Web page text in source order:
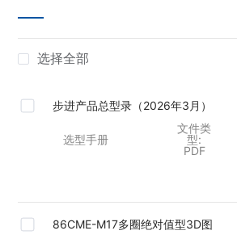
选择全部
步进产品总型录（2026年3月）
选型手册
文件类
型:
PDF
86CME-M17多圈绝对值型3D图